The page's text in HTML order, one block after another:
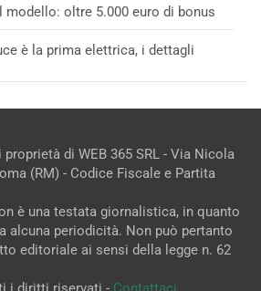
modello: oltre 5.000 euro di bonus
è la prima elettrica, i dettagli
di WEB 365 SRL - Via Nicola
(RM) - Codice Fiscale e Partita
è una testata giornalistica, in quanto
alcuna periodicità. Non può pertanto
editoriale ai sensi della legge n. 62